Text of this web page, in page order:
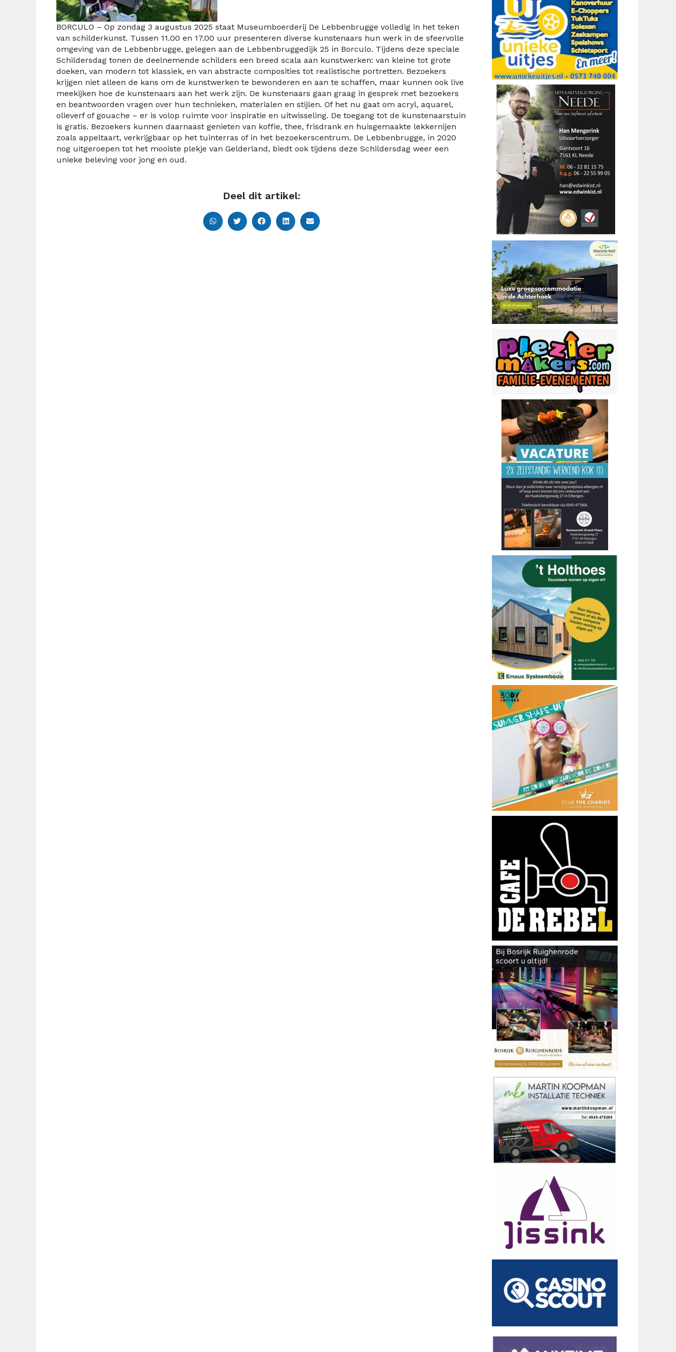
BORCULO – Op zondag 3 augustus 2025 staat Museumboerderij De Lebbenbrugge volledig in het teken
van schilderkunst. Tussen 11.00 en 17.00 uur presenteren diverse kunstenaars hun werk in de sfeervolle
omgeving van de Lebbenbrugge, gelegen aan de Lebbenbruggedijk 25 in Borculo. Tijdens deze speciale
Schildersdag tonen de deelnemende schilders een breed scala aan kunstwerken: van kleine tot grote
doeken, van modern tot klassiek, en van abstracte composities tot realistische portretten. Bezoekers
krijgen niet alleen de kans om de kunstwerken te bewonderen en aan te schaffen, maar kunnen ook live
meekijken hoe de kunstenaars aan het werk zijn. De kunstenaars gaan graag in gesprek met bezoekers
en beantwoorden vragen over hun technieken, materialen en stijlen. Of het nu gaat om acryl, aquarel,
olieverf of gouache – er is volop ruimte voor inspiratie en uitwisseling. De toegang tot de kunstenaarstuin
is gratis. Bezoekers kunnen daarnaast genieten van koffie, thee, frisdrank en huisgemaakte lekkernijen
zoals appeltaart, verkrijgbaar op het tuinterras of in het bezoekerscentrum. De Lebbenbrugge, in 2020
nog uitgeroepen tot het mooiste plekje van Gelderland, biedt ook tijdens deze Schildersdag weer een
unieke beleving voor jong en oud.
Deel dit artikel: